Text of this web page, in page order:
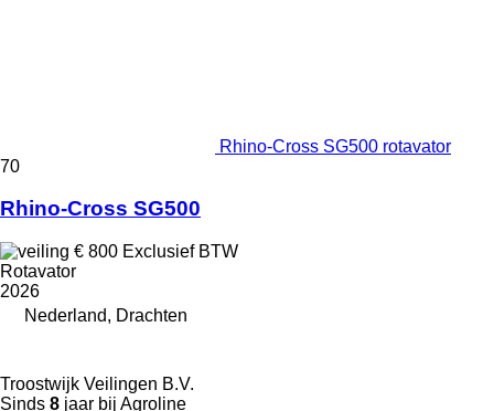
Rhino-Cross SG500 rotavator
70
Rhino-Cross SG500
€ 800 Exclusief BTW
Rotavator
2026
Nederland, Drachten
Troostwijk Veilingen B.V.
Sinds 8 jaar bij Agroline